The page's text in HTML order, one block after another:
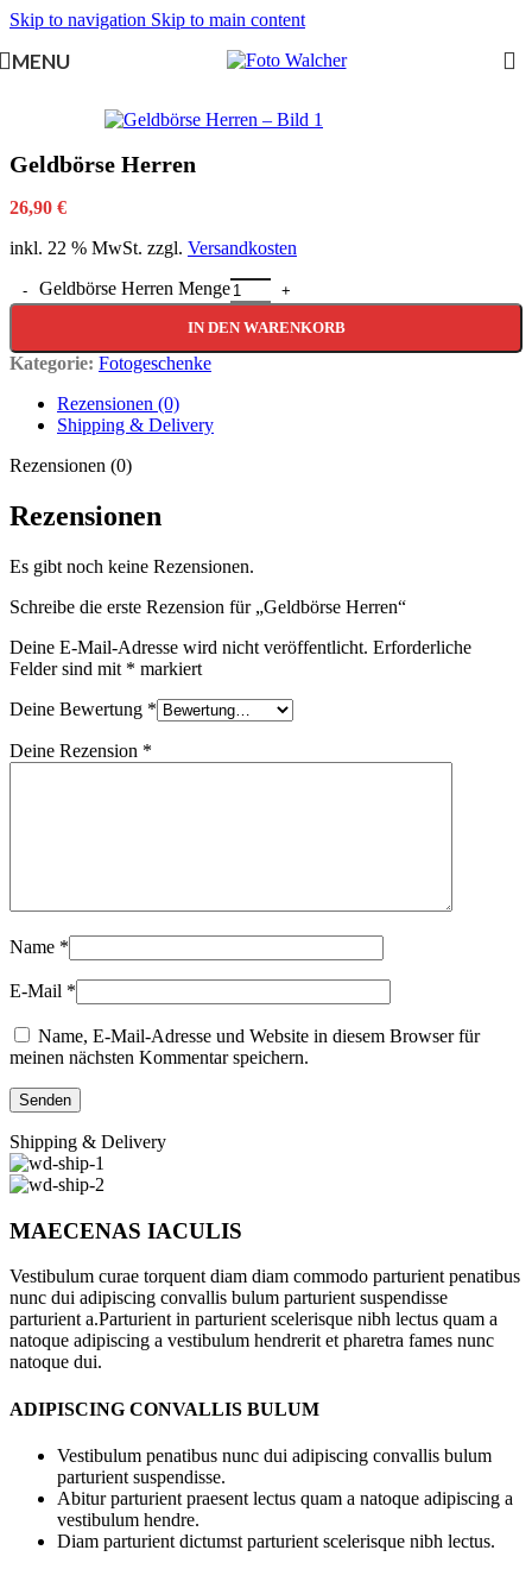
Skip to navigation Skip to main content
MENU
Geldbörse Herren
26,90 €
inkl. 22 % MwSt. zzgl. Versandkosten
Geldbörse Herren Menge
IN DEN WARENKORB
Kategorie: Fotogeschenke
Rezensionen (0)
Shipping & Delivery
Rezensionen (0)
Rezensionen
Es gibt noch keine Rezensionen.
Schreibe die erste Rezension für „Geldbörse Herren“
Deine E-Mail-Adresse wird nicht veröffentlicht. Erforderliche
Felder sind mit * markiert
Deine Bewertung *
Deine Rezension *
Name *
E-Mail *
Name, E-Mail-Adresse und Website in diesem Browser für
meinen nächsten Kommentar speichern.
Shipping & Delivery
MAECENAS IACULIS
Vestibulum curae torquent diam diam commodo parturient penatibus
nunc dui adipiscing convallis bulum parturient suspendisse
parturient a.Parturient in parturient scelerisque nibh lectus quam a
natoque adipiscing a vestibulum hendrerit et pharetra fames nunc
natoque dui.
ADIPISCING CONVALLIS BULUM
Vestibulum penatibus nunc dui adipiscing convallis bulum
parturient suspendisse.
Abitur parturient praesent lectus quam a natoque adipiscing a
vestibulum hendre.
Diam parturient dictumst parturient scelerisque nibh lectus.